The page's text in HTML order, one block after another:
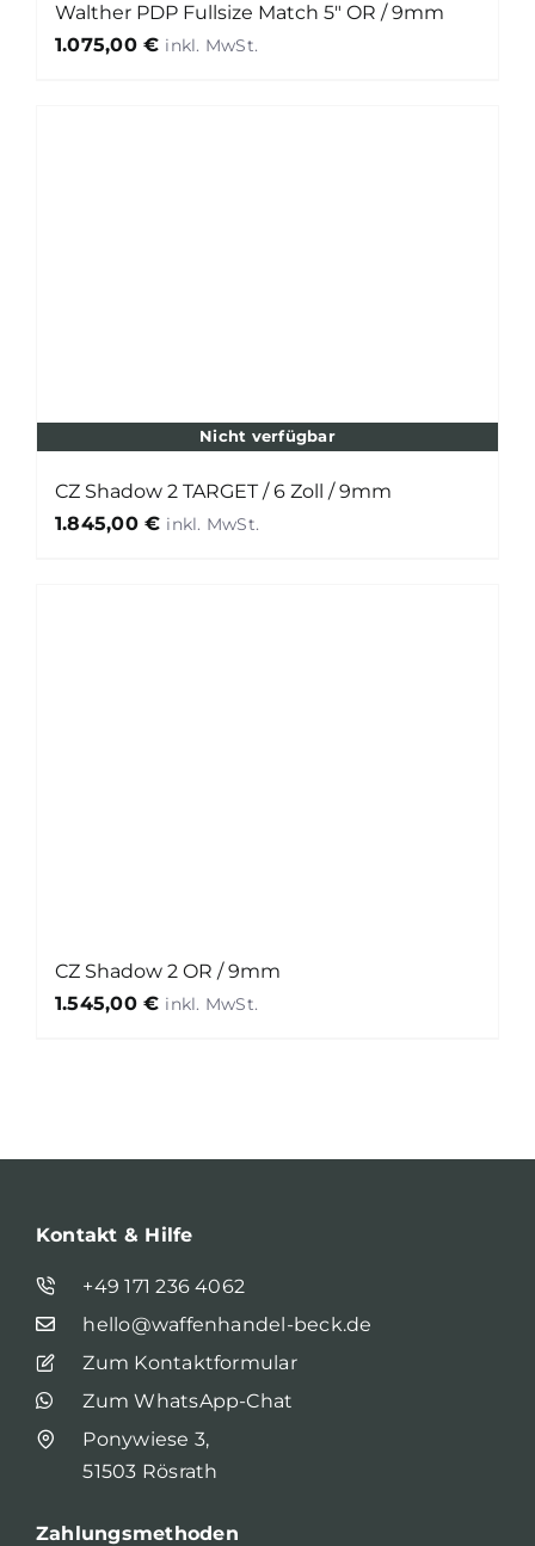
Walther PDP Fullsize Match 5″ OR / 9mm
1.075,00€
Nicht verfügbar
CZ Shadow 2 TARGET / 6 Zoll / 9mm
1.845,00€
CZ Shadow 2 OR / 9mm
1.545,00€
Kontakt & Hilfe
+49 171 236 4062
hello@waffenhandel-beck.de
Zum Kontaktformular
Zum WhatsApp-Chat
Ponywiese 3,
51503 Rösrath
Zahlungsmethoden